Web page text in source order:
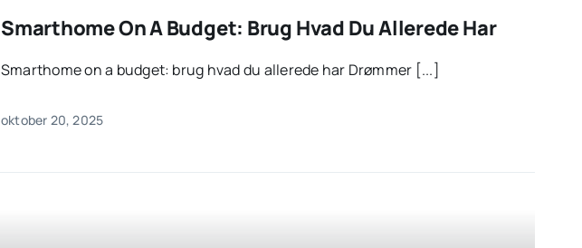
Smarthome On A Budget: Brug Hvad Du Allerede Har
Smarthome on a budget: brug hvad du allerede har Drømmer [...]
oktober 20, 2025